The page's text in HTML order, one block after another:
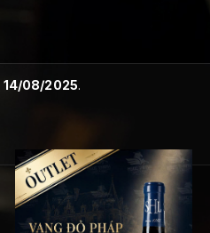
14/08/2025.